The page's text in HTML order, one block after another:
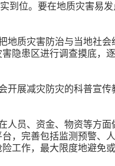
到位。要在地质灾害易
地质灾害防治与当地社
隐患区进行调查摸底，
开展减灾防灾的科普宣
人员、资金、物资等方
，完善包括监测预警、
工作，最大限度地避免